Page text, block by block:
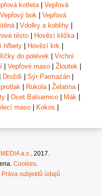
kotleta | Vepřová
Vepřový bok | Vepřová
| Vdolky a koblihy |
těsto | Hovězí kližka |
hřbety | Hovězí krk |
do polévek | Vrchní
| Vepřové maso | Žloutek |
| Droždí | Sýr Parmazán |
| Rukola | Želatina |
| Ocet Balsamico | Mák |
maso | Kokos |
a.s.,
2017.
Cookies
Práva subjektů údajů